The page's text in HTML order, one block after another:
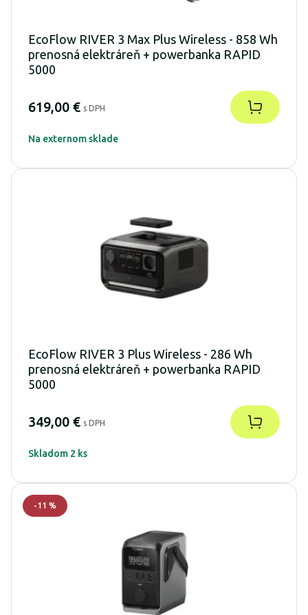
EcoFlow RIVER 3 Max Plus Wireless - 858 Wh
prenosná elektráreň + powerbanka RAPID
5000
619,00 € s DPH
Na externom sklade
EcoFlow RIVER 3 Plus Wireless - 286 Wh
prenosná elektráreň + powerbanka RAPID
5000
349,00 € s DPH
Skladom 2 ks
-11 %